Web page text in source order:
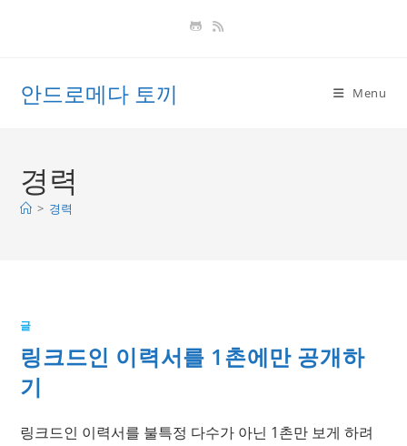
안드로메다 토끼 Menu
경력
> 경력
글
링크드인 이력서를 1촌에만 공개하
기
링크드인 이력서를 불특정 다수가 아닌 1촌만 보게 하려